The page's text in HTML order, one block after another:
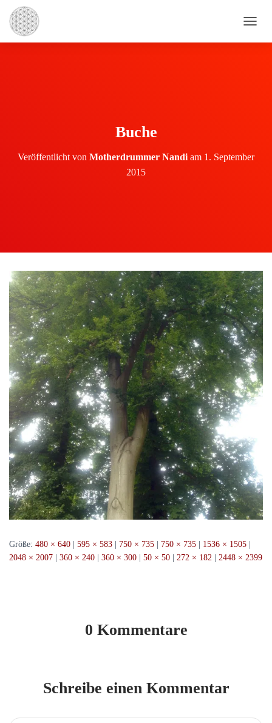
A
M
Buche
Veröffentlicht von Motherdrummer Nandi am 1. September
2015
Größe: 480 × 640 | 595 × 583 | 750 × 735 | 750 × 735 | 1536 × 1505 |
2048 × 2007 | 360 × 240 | 360 × 300 | 50 × 50 | 272 × 182 | 2448 × 2399
0 Kommentare
Schreibe einen Kommentar